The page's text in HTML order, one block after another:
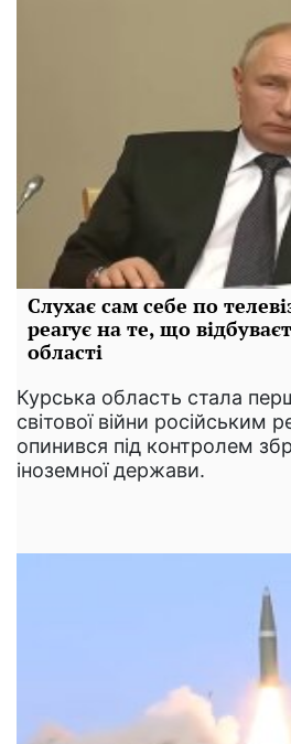
Слухає сам себе по
реагує на те, що
області
Курська область стала
світової війни російським
опинився під контролем
іноземної держави.